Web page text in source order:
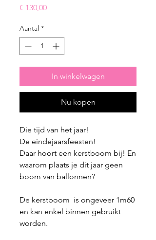
€ 130,00Prijs
Aantal *
In winkelwagen
Nu kopen
Die tijd van het jaar!
De eindejaarsfeesten!
Daar hoort een kerstboom bij! En
waarom plaats je dit jaar geen
boom van ballonnen?
De kerstboom is ongeveer 1m60
en kan enkel binnen gebruikt
worden.